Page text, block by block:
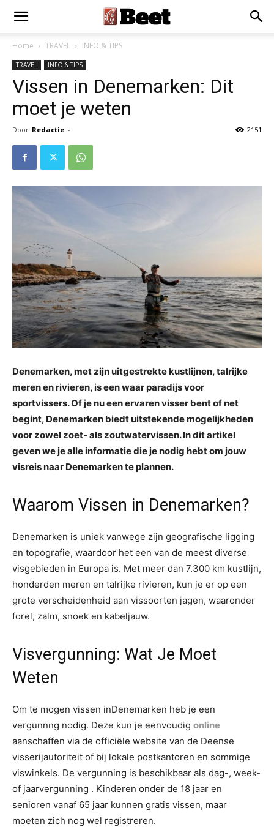
Home TRAVEL INFO & TIPS
TRAVEL INFO & TIPS
Vissen in Denemarken: Dit
moet je weten
Door Redactie - 2151
Denemarken, met zijn uitgestrekte kustlijnen, talrijke
meren en rivieren, is een waar paradijs voor
sportvissers. Of je nu een ervaren visser bent of net
begint, Denemarken biedt uitstekende mogelijkheden
voor zowel zoet- als zoutwatervissen. In dit artikel
geven we je alle informatie die je nodig hebt om jouw
visreis naar Denemarken te plannen.
Waarom Vissen in Denemarken?
Denemarken is uniek vanwege zijn geografische ligging
en topografie, waardoor het een van de meest diverse
visgebieden in Europa is. Met meer dan 7.300 km kustlijn,
honderden meren en talrijke rivieren, kun je er op een
grote verscheidenheid aan vissoorten jagen, waaronder
forel, zalm, snoek en kabeljauw.
Visvergunning: Wat Je Moet
Weten
Om te mogen vissen inDenemarken heb je een
vergunnng nodig. Deze kun je eenvoudig online
aanschaffen via de officiële website van de Deense
visserijautoriteit of bij lokale postkantoren en sommige
viswinkels. De vergunning is beschikbaar als dag-, week-
of jaarvergunning . Kinderen onder de 18 jaar en
senioren vanaf 65 jaar kunnen gratis vissen, maar
moeten zich nog wel registreren.